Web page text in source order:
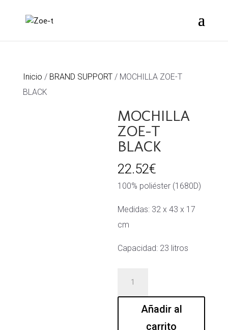
Inicio / BRAND SUPPORT/ MOCHILLA ZOE-T
BLACK
MOCHILLA
ZOE-T
BLACK
22.52€
100% poliéster (1680D)
Medidas: 32 x 43 x 17
cm
Capacidad: 23 litros
Añadir al
carrito